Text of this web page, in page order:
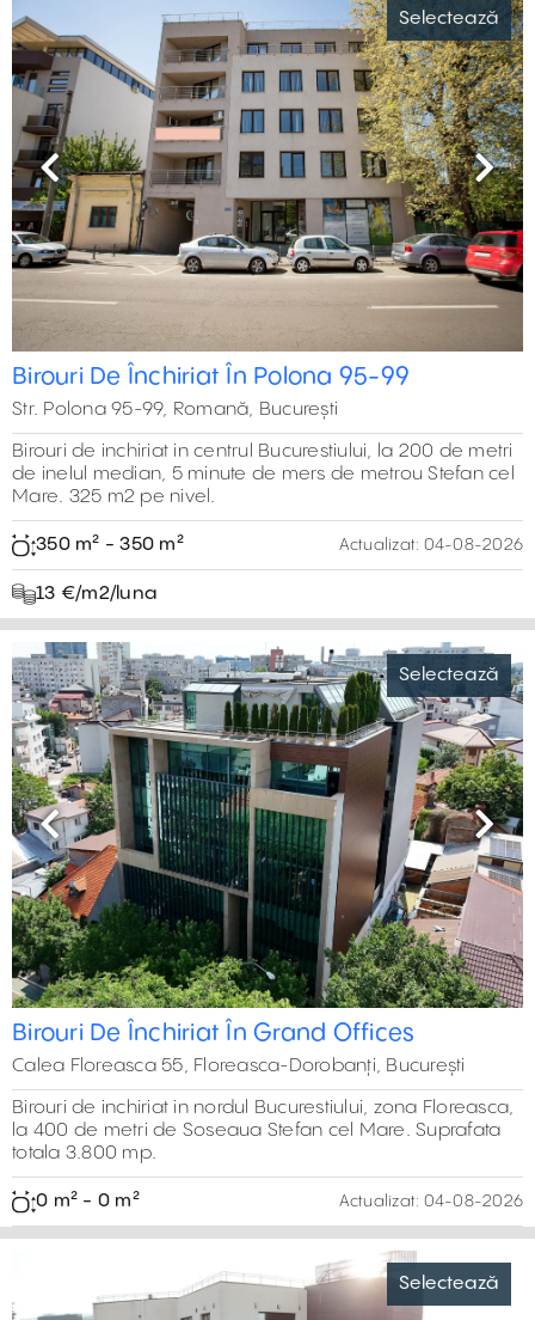
Selectează
Previous Next
Birouri De Închiriat În Polona 95-99
Str. Polona 95-99, Romană, București
Birouri de inchiriat in centrul Bucurestiului, la 200 de metri
de inelul median, 5 minute de mers de metrou Stefan cel
Mare. 325 m2 pe nivel.
350 m² - 350 m² Actualizat: 04-08-2026
13 €/m2/luna
Selectează
Previous Next
Birouri De Închiriat În Grand Offices
Calea Floreasca 55, Floreasca-Dorobanți, București
Birouri de inchiriat in nordul Bucurestiului, zona Floreasca,
la 400 de metri de Soseaua Stefan cel Mare. Suprafata
totala 3.800 mp.
0 m² - 0 m² Actualizat: 04-08-2026
Selectează